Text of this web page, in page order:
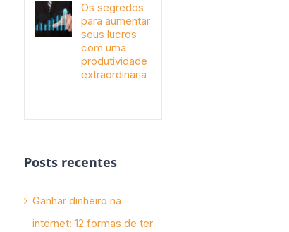
Os segredos
para aumentar
seus lucros
com uma
produtividade
extraordinária
Posts recentes
Ganhar dinheiro na
internet: 12 formas de ter